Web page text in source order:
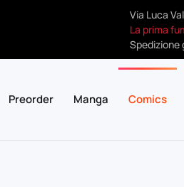
Via Luca
La prima
Spedizione
Preorder Manga Comics